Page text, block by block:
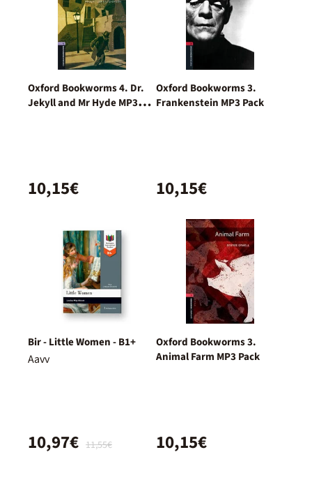
Oxford Bookworms 4. Dr.
Jekyll and Mr Hyde MP3
10,15€
Oxford Bookworms 3.
Frankenstein MP3 Pack
10,15€
Bir - Little Women - B1+
Aavv
11,55€
10,97€
Oxford Bookworms 3.
Animal Farm MP3 Pack
10,15€